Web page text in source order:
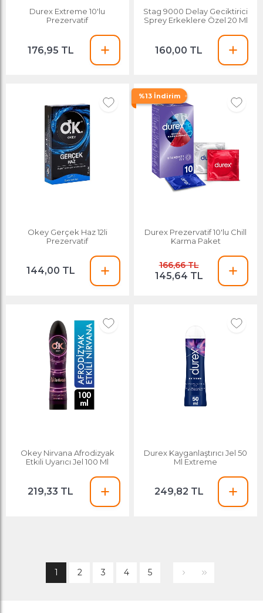
Durex Extreme 10'lu
Prezervatif
176,95 TL
Stag 9000 Delay Geciktirici
Sprey Erkeklere Özel 20 Ml
160,00 TL
Okey Gerçek Haz 12li
Prezervatif
144,00 TL
%13 İndirim
Durex Prezervatif 10'lu Chill
Karma Paket
166,66 TL
145,64 TL
Okey Nirvana Afrodizyak
Etkili Uyarıcı Jel 100 Ml
219,33 TL
Durex Kayganlaştırıcı Jel 50
Ml Extreme
249,82 TL
1 2 3 4 5